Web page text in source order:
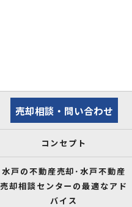
売却相談・問い合わせ
コンセプト
水戸の不動産売却･水戸不動産
売却相談センターの最適なアド
バイス